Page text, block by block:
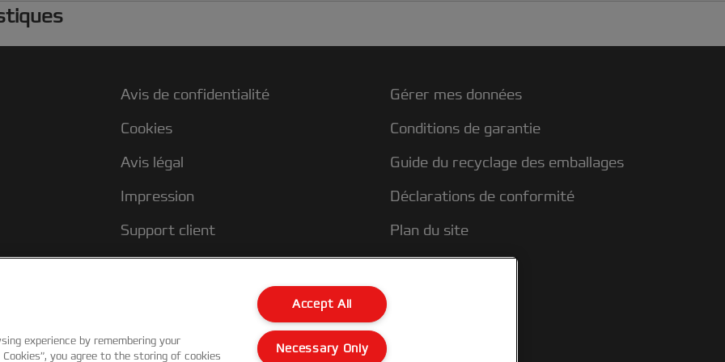
peigne nº 8 est compatible avec toutes les
Format A4. Conditionnement : 250 unités.
Avis de confidentialité
Cookies
Avis légal
Impression
Support client
Gérer mes données
Conditions de garantie
Guide du recyclage des emballages
Déclarations de conformité
Plan du site
experience by remembering your
you agree to the storing of cookies
Accept All
Necessary Only